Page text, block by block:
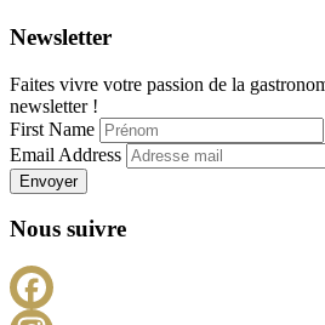
Newsletter
Faites vivre votre passion de la
newsletter !
First Name
Email Address
Envoyer
Nous suivre